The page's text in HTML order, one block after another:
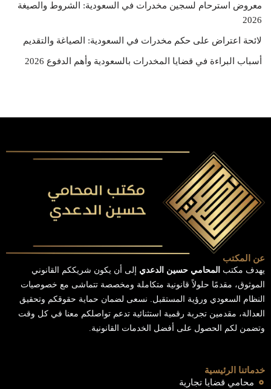
معروض استرحام لسجين مخدرات في السعودية: الشروط والصيغة
2026
لائحة اعتراض على حكم مخدرات في السعودية: الصياغة والتقديم
أسباب البراءة في قضايا المخدرات بالسعودية وأهم الدفوع 2026
عن المكتب
يهدف مكتب المحامي حسين الدعدي إلى أن يكون شريككم القانوني
الموثوق، مقدمًا حلولاً قانونية متكاملة ومخصصة تتماشى مع خصوصيات
النظام السعودي ورؤية المستقبل. نسعى لضمان حماية حقوقكم وتحقيق
العدالة، مقدمين تجربة رقمية استثنائية تدعم تواصلكم معنا في كل وقت
وتضمن لكم الحصول على أفضل الخدمات القانونية.
خدماتنا الرئيسية
محامي قضايا تجارية